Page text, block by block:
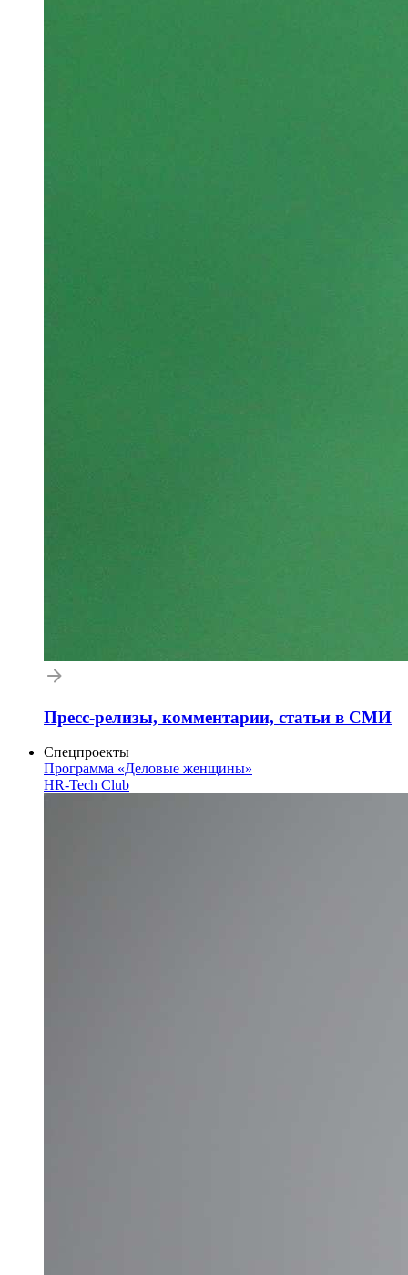
Пресс-релизы, комментарии, статьи в СМИ
Спецпроекты
Программа «Деловые женщины»
HR-Tech Club